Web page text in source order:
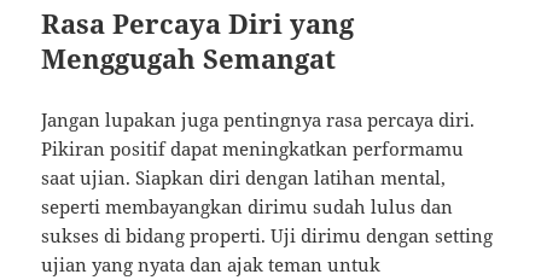
Rasa Percaya Diri yang
Menggugah Semangat
Jangan lupakan juga pentingnya rasa percaya diri.
Pikiran positif dapat meningkatkan performamu
saat ujian. Siapkan diri dengan latihan mental,
seperti membayangkan dirimu sudah lulus dan
sukses di bidang properti. Uji dirimu dengan setting
ujian yang nyata dan ajak teman untuk